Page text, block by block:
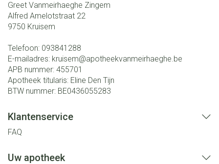
Greet Vanmeirhaeghe Zingem
Alfred Amelotstraat 22
9750 Kruisem
Telefoon: 093841288
E-mailadres: kruisem@apotheekvanmeirhaeghe.be
APB nummer: 455701
Apotheek titularis: Eline Den Tijn
BTW nummer: BE0436055283
Klantenservice
FAQ
Uw apotheek